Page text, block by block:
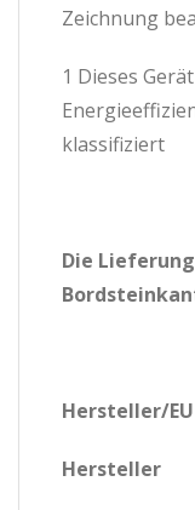
Zeichnung
1 Dieses
klassifiziert
Die
Hersteller/
Hersteller